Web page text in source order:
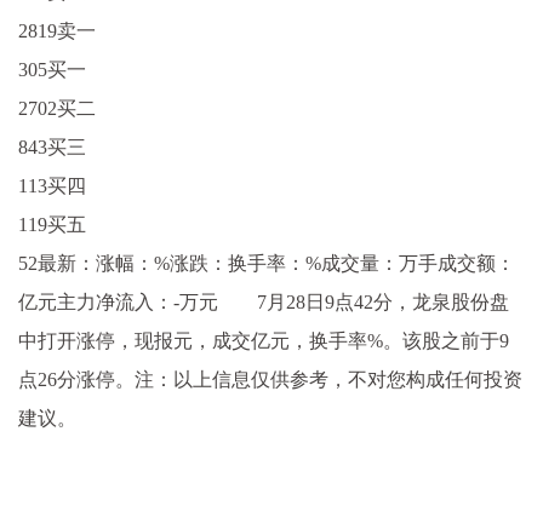
2819卖一
305买一
2702买二
843买三
113买四
119买五
52最新：涨幅：%涨跌：换手率：%成交量：万手成交额：
亿元主力净流入：-万元 7月28日9点42分，龙泉股份盘
中打开涨停，现报元，成交亿元，换手率%。该股之前于9
点26分涨停。注：以上信息仅供参考，不对您构成任何投资
建议。